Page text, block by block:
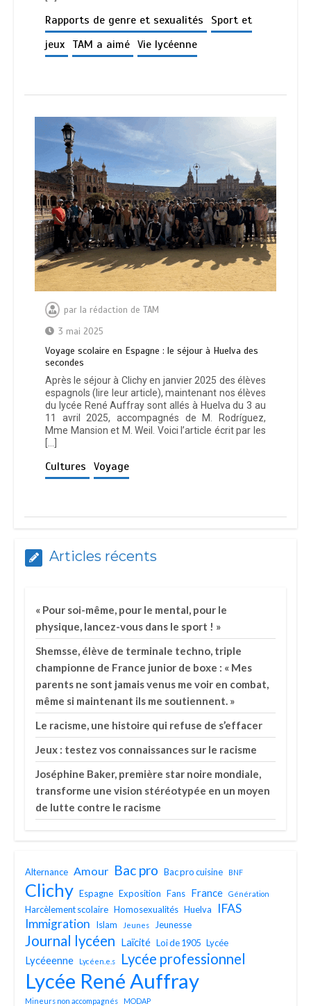
Rapports de genre et sexualités
Sport et
jeux TAM a aimé Vie lycéenne
par la rédaction de TAM
3 mai 2025
Voyage scolaire en Espagne : le séjour à Huelva des
secondes
Après le séjour à Clichy en janvier 2025 des élèves
espagnols (lire leur article), maintenant nos élèves
du lycée René Auffray sont allés à Huelva du 3 au
11 avril 2025, accompagnés de M. Rodríguez,
Mme Mansion et M. Weil. Voici l’article écrit par les
Cultures Voyage
Articles récents
« Pour soi-même, pour le mental, pour le
physique, lancez-vous dans le sport ! »
Shemsse, élève de terminale techno, triple
championne de France junior de boxe : « Mes
parents ne sont jamais venus me voir en combat,
même si maintenant ils me soutiennent. »
Le racisme, une histoire qui refuse de s’effacer
Jeux : testez vos connaissances sur le racisme
Joséphine Baker, première star noire mondiale,
transforme une vision stéréotypée en un moyen
de lutte contre le racisme
Alternance Amour Bac pro Bac pro cuisine BNF
Clichy Espagne Exposition Fans France Génération
Harcèlement scolaire Homosexualités Huelva
IFAS
Immigration
Islam Jeunes Jeunesse
Journal lycéen Laïcité Loi de 1905 Lycée
Lycéeenne Lycéen.e.s Lycée professionnel
Lycée René Auffray
Mineurs non accompagnés MODAP